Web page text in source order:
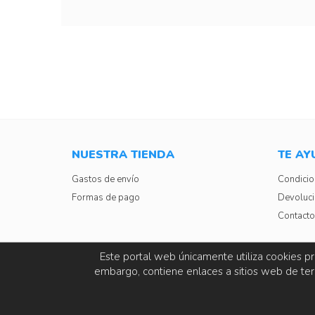
NUESTRA TIENDA
Gastos de envío
Formas de pago
TE
Contacto
Este portal web únicamente utiliza cookies
embargo, contiene enlaces a sitios web de